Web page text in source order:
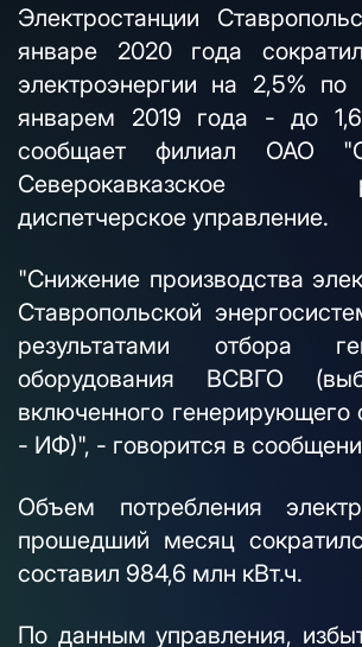
Электростанции
январе 2020 года
электроэнергии на 2,5%
январем 2019 года - до
сообщает филиал
Северокавказское
диспетчерское управление.
"Снижение производства
Ставропольской
результатами отбора
оборудования ВСВГО
включенного генерирующего
- ИФ)", - говорится в
Объем потребления
прошедший месяц
составил 984,6 млн кВт.ч.
По данным управления,